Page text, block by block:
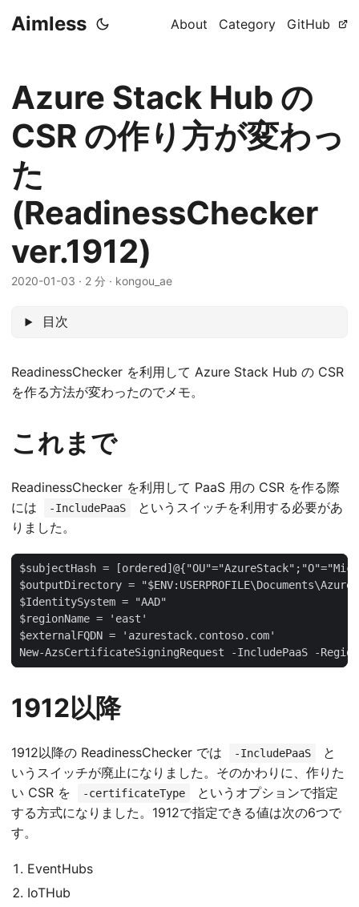
Aimless About Category GitHub
Azure Stack Hub の
CSR の作り方が変わっ
た
(ReadinessChecker
ver.1912)
2020-01-03 · 2 分 · kongou_ae
目次
ReadinessChecker を利用して Azure Stack Hub の CSR
を作る方法が変わったのでメモ。
これまで
ReadinessChecker を利用して PaaS 用の CSR を作る際
には
-IncludePaaS
というスイッチを利用する必要があ
りました。
New-AzsCertificateSigningRequest -IncludePaaS -
1912以降
1912以降の ReadinessChecker では -IncludePaaS
と
いうスイッチが廃止になりました。そのかわりに、作りた
い CSR を
-certificateType
というオプションで指定
する方式になりました。1912で指定できる値は次の6つで
す。
EventHubs
IoTHub